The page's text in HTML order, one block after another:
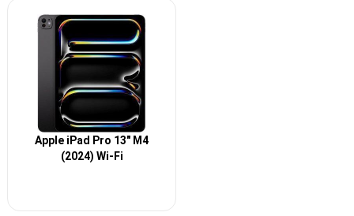
Apple iPad Pro 13" M4
(2024) Wi-Fi